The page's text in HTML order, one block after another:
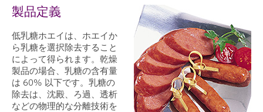
製品定義
低乳糖ホエイは、ホエイか
ら乳糖を選択除去すること
によって得られます。乾燥
製品の場合、乳糖の含有量
は 60% 以下です。乳糖の
除去は、沈殿、ろ過、透析
などの物理的な分離技術を